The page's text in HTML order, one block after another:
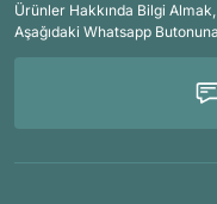
Ürünler Hakkında Bilgi
Aşağıdaki Whatsapp